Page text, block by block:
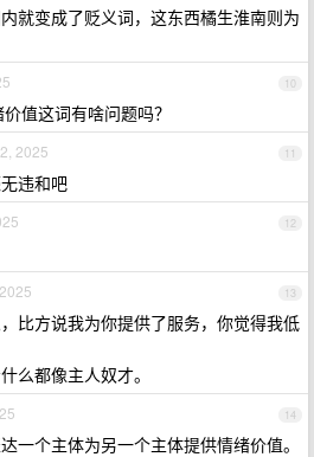
就变成了贬义词，这东西橘生淮南则为
10
值这词有啥问题吗？
11
2025
违和吧
12
13
比方说我为你提供了服务，你觉得我低
么都像主人奴才。
14
一个主体为另一个主体提供情绪价值。